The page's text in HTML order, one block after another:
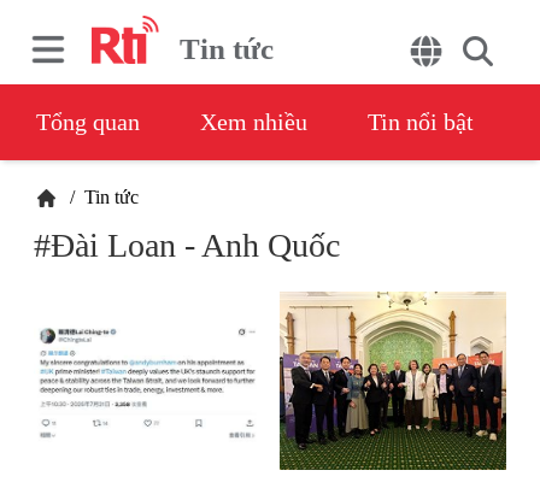
Tin tức
Tổng quan Xem nhiều Tin nổi bật
/ Tin tức
#Đài Loan - Anh Quốc